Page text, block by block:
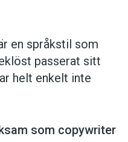
en språkstil som
passerat sitt
helt enkelt inte
som copy­writer